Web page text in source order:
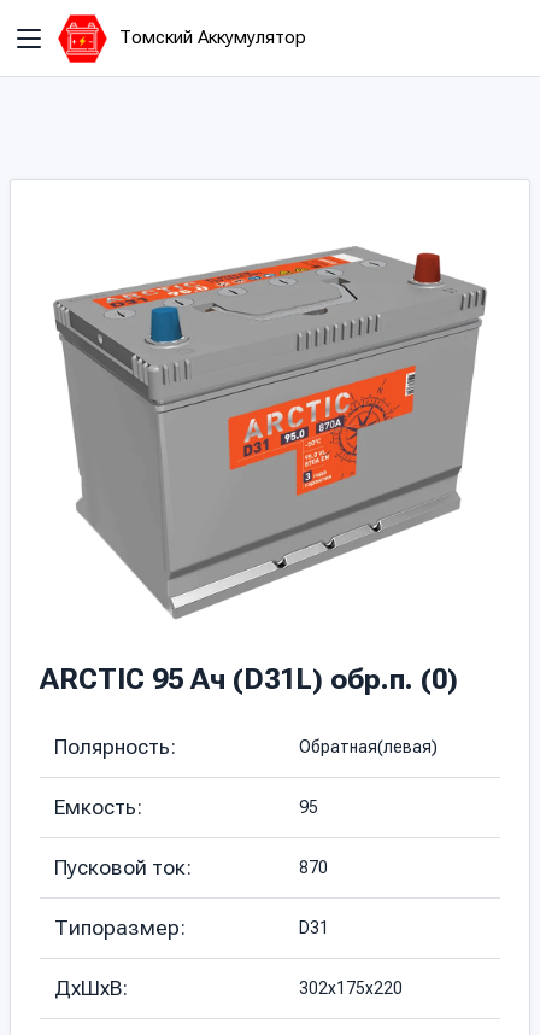
Томский Аккумулятор
ARCTIC 95 Ач (D31L) обр.п. (0)
Полярность: Обратная(левая)
Емкость: 95
Пусковой ток: 870
Типоразмер: D31
ДхШхВ: 302х175х220